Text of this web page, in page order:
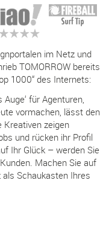
im Netz und
TOMORROW bereits
1000“ des Internets:
für Agenturen,
vormachen, lässt den
Kreativen zeigen
und rücken ihr Profil
Ihr Glück – werden Sie
Machen Sie auf
Schaukasten Ihres